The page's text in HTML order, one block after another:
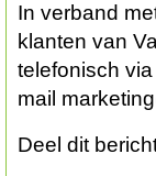
In verband
klanten van
telefonisch
mail
Deel dit